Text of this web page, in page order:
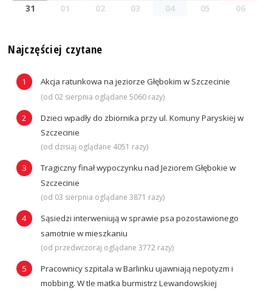
31 01 02 03 04 05 06
Najczęściej czytane
Akcja ratunkowa na jeziorze Głębokim w Szczecinie
(od 02 sierpnia oglądane 5060 razy)
Dzieci wpadły do zbiornika przy ul. Komuny Paryskiej w
Szczecinie
(od dzisiaj oglądane 4051 razy)
Tragiczny finał wypoczynku nad Jeziorem Głębokie w
Szczecinie
(od 03 sierpnia oglądane 3871 razy)
Sąsiedzi interweniują w sprawie psa pozostawionego
samotnie w mieszkaniu
(od przedwczoraj oglądane 3772 razy)
Pracownicy szpitala w Barlinku ujawniają nepotyzm i
mobbing. W tle matka burmistrz Lewandowskiej